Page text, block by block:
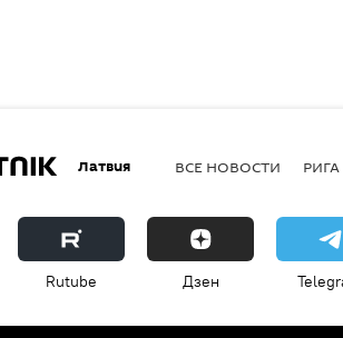
Латвия ВСЕ НОВОСТИ РИГА
Rutube Дзен